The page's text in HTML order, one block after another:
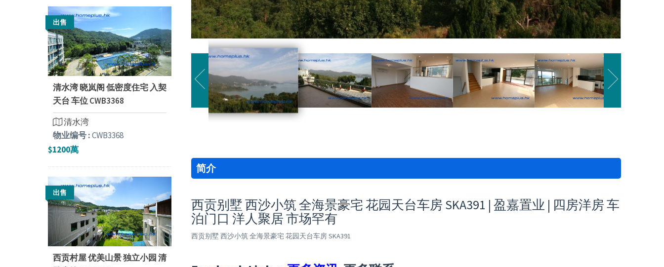
简介
西贡别墅 西沙小筑 全海景豪宅 花园天台车房 SKA391 | 盈嘉置业 | 四房洋房 车
泊门口 洋人聚居 市场罕有
西贡别墅 西沙小筑 全海景豪宅 花园天台车房 SKA391
出售
清水湾 晓岚阁 低密度住宅 入契
天台 车位 CWB3368
清水湾
物业编号 :CWB3368
$1200萬
出售
西贡村屋 优美山景 独立小园 清